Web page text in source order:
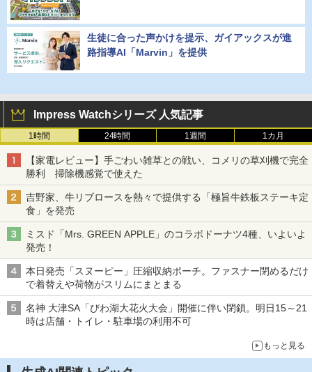
生徒に合った声かけを提示、ガイアックスが進
路指導AI「Marvin」を提供
Impress Watchシリーズ 人気記事
1時間 24時間 1週間 1カ月
【家電レビュー】手ごわい雑草との戦い、コメリの草刈機で完全
勝利 掃除機感覚で使えた
吉野家、牛リブロースを熱々で提供する「極旨牛鉄板ステーキ定
食」を発売
ミスド「Mrs. GREEN APPLE」のコラボドーナツ4種、いよいよ
発売！
本日発売「スヌーピー」圧縮収納ポーチ。ファスナー閉めるだけ
で着替えや荷物がスリムにまとまる
名神 大津SA「びわ湖大花火大会」開催に伴い閉鎖。明日15～21
時は店舗・トイレ・駐車場の利用不可
もっと見る